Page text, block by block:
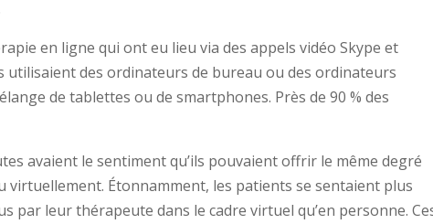
en ligne qui ont eu lieu via des appels vidéo Skype et
utilisaient des ordinateurs de bureau ou des ordinateurs
de tablettes ou de smartphones. Près de 90 % des
avaient le sentiment qu’ils pouvaient offrir le même degré
virtuellement. Étonnamment, les patients se sentaient plus
par leur thérapeute dans le cadre virtuel qu’en personne.